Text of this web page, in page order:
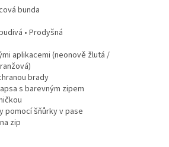
bunda
• Prodyšná
aplikacemi (neonově žlutá /
brady
s barevným zipem
pomocí šňůrky v pase
zip